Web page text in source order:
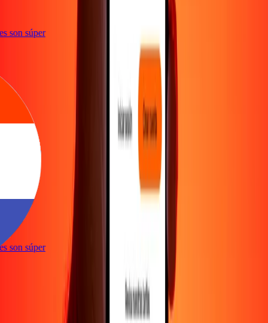
son súper
son súper